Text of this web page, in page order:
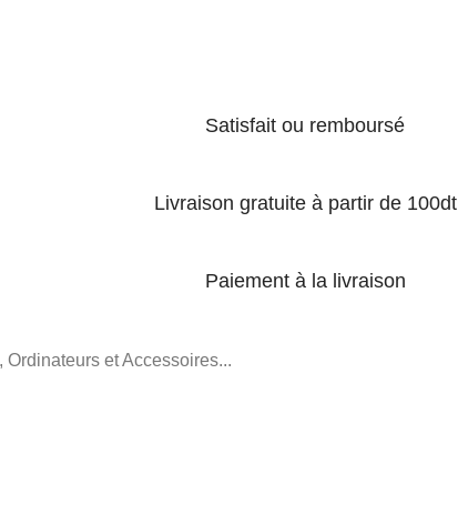
Satisfait ou remboursé
Livraison gratuite à partir de 100dt
Paiement à la livraison
et Accessoires...